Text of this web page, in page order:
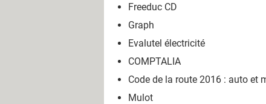
Freeduc CD
Graph
Evalutel électricité
COMPTALIA
Code de la route 2016 : auto et
Mulot